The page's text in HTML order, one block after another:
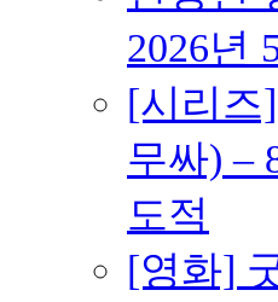
2026년
[시리즈
무싸) –
도적
[영화]